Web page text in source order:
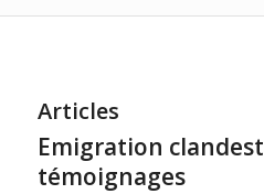
Articles
Emigration
témoignages